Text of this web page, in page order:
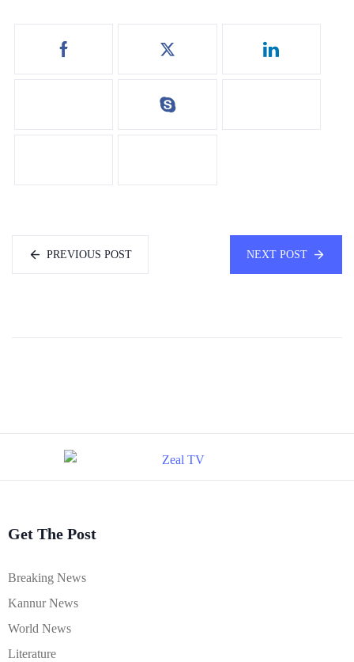
PREVIOUS POST NEXT POST
Get The Post
Breaking News
Kannur News
World News
Literature